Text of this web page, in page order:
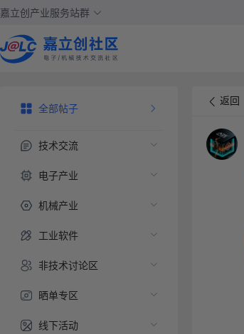
嘉立创产业服务站群
全部帖子
技术交流
电子产业
机械产业
工业软件
非技术讨论区
晒单专区
线下活动
返回